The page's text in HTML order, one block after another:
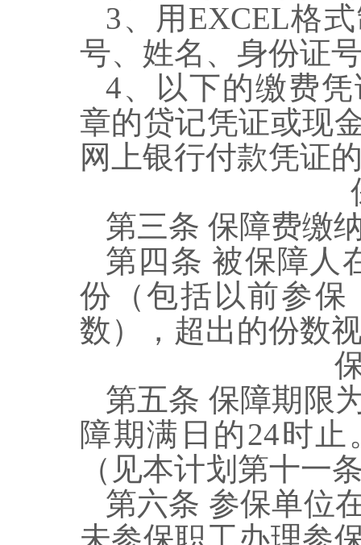
3、用 EXCEL格
号、 姓名、身份证
4、以下的缴费
章的贷记凭证或现
网上银行付款凭证
第三条 保障费缴
第四条 被保障人
份（包括以前参保
数），超出的份数
第五条 保障期限
障期满日的24时止
（见本计划第十一
第六条 参保单位